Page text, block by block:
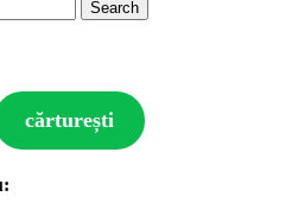
cărturești